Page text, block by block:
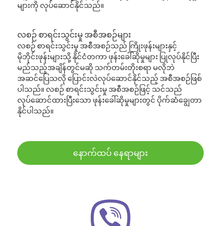
များကို လုပ်ဆောင်နိုင်သည်။
လစဉ် စာရင်းသွင်းမှု အစီအစဉ်များ
လစဉ် စာရင်းသွင်းမှု အစီအစဉ်သည် ကြိုးဖုန်းများနှင့်
မိုဘိုင်းဖုန်းများသို့ နိုင်ငံတကာ ဖုန်းခေါ်ဆိုမှုများ ပြုလုပ်နိုင်ပြီး
မည်သည့်အချိန်တွင်မဆို သက်တမ်းတိုးစရာ မလိုဘဲ
အဆင်ပြေသလို ပြောင်းလဲလုပ်ဆောင်နိုင်သည့် အစီအစဉ်ဖြစ်
ပါသည်။ လစဉ် စာရင်းသွင်းမှု အစီအစဉ်ဖြင့် သင်သည်
လုပ်ဆောင်ထားပြီးသော ဖုန်းခေါ်ဆိုမှုများတွင် ပိုက်ဆံချွေတာ
နိုင်ပါသည်။
နောက်ထပ် နေရာများ